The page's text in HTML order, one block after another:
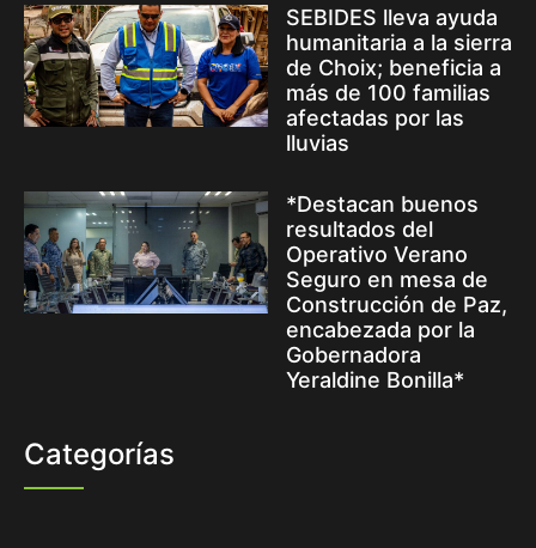
SEBIDES lleva ayuda
humanitaria a la sierra
de Choix; beneficia a
más de 100 familias
afectadas por las
lluvias
*Destacan buenos
resultados del
Operativo Verano
Seguro en mesa de
Construcción de Paz,
encabezada por la
Gobernadora
Yeraldine Bonilla*
Categorías